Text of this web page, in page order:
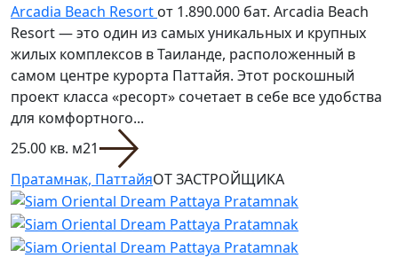
Arcadia Beach Resort от 1.890.000 бат. Arcadia Beach
Resort — это один из самых уникальных и крупных
жилых комплексов в Таиланде, расположенный в
самом центре курорта Паттайя. Этот роскошный
проект класса «ресорт» сочетает в себе все удобства
для комфортного...
25.00 кв. м21
Пратамнак, ПаттайяОТ ЗАСТРОЙЩИКА